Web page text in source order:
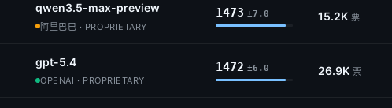
qwen3.5-max-preview
阿里巴巴 · PROPRIETARY
1473 ±7.0 15.2K 票
gpt-5.4
OPENAI · PROPRIETARY
1472 ±6.0 26.9K 票